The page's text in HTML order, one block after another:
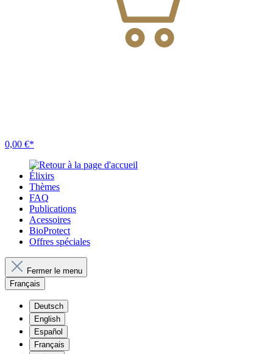
0,00 €*
Élixirs
Thèmes
FAQ
Publications
Acessoires
BioProtect
Offres spéciales
Fermer le menu
Français
Deutsch
English
Español
Français